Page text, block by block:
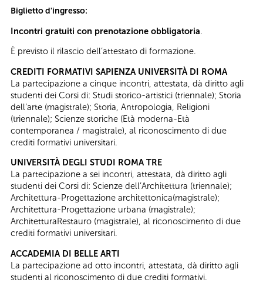
Biglietto d'ingresso:
Incontri gratuiti con prenotazione obbligatoria.
È previsto il rilascio dell’attestato di formazione.
CREDITI FORMATIVI SAPIENZA UNIVERSITÀ DI ROMA
La partecipazione a cinque incontri, attestata, dà diritto agli
studenti dei Corsi di: Studi storico-artistici (triennale); Storia
dell’arte (magistrale); Storia, Antropologia, Religioni
(triennale); Scienze storiche (Età moderna-Età
contemporanea / magistrale), al riconoscimento di due
crediti formativi universitari.
UNIVERSITÀ DEGLI STUDI ROMA TRE
La partecipazione a sei incontri, attestata, dà diritto agli
studenti dei Corsi di: Scienze dell’Architettura (triennale);
Architettura-Progettazione architettonica(magistrale);
Architettura-Progettazione urbana (magistrale);
ArchitetturaRestauro (magistrale), al riconoscimento di due
crediti formativi universitari.
ACCADEMIA DI BELLE ARTI
La partecipazione ad otto incontri, attestata, dà diritto agli
studenti al riconoscimento di due crediti formativi.